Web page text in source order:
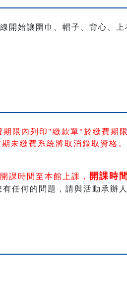
開始讓圍巾、帽子、背心、上
期限內列印"繳款單"於繳費期
未繳費系統將取消錄取資格
課時間至本館上課， 開課時
任何的問題，請與活動承辦